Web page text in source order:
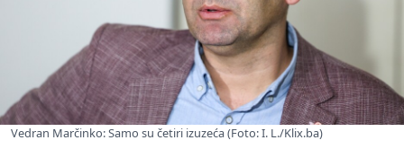
Vedran Marčinko: Samo su četiri izuzeća (Foto: I. L./Klix.ba)